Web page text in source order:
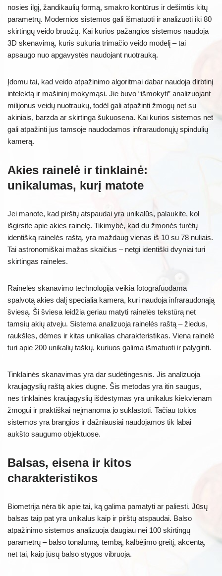
nosies ilgį, žandikaulių formą, smakro kontūrus ir dešimtis kitų
parametrų. Modernios sistemos gali išmatuoti ir analizuoti iki 80
skirtingų veido bruožų. Kai kurios pažangios sistemos naudoja
3D skenavimą, kuris sukuria trimačio veido modelį – tai
apsaugo nuo apgavystės naudojant nuotrauką.
Įdomu tai, kad veido atpažinimo algoritmai dabar naudoja dirbtinį
intelektą ir mašininį mokymąsi. Jie buvo “išmokyti” analizuojant
milijonus veidų nuotraukų, todėl gali atpažinti žmogų net su
akiniais, barzda ar skirtinga šukuosena. Kai kurios sistemos net
gali atpažinti jus tamsoje naudodamos infraraudonųjų spindulių
kamerą.
Akies rainelė ir tinklainė:
unikalumas, kurį matote
Jei manote, kad pirštų atspaudai yra unikalūs, palaukite, kol
išgirsite apie akies rainelę. Tikimybė, kad du žmonės turėtų
identišką rainelės raštą, yra maždaug vienas iš 10 su 78 nuliais.
Tai astronomiškai mažas skaičius – netgi identiški dvyniai turi
skirtingas raineles.
Rainelės skanavimo technologija veikia fotografuodama
spalvotą akies dalį specialia kamera, kuri naudoja infraraudonąją
šviesą. Ši šviesa leidžia geriau matyti rainelės tekstūrą net
tamsių akių atveju. Sistema analizuoja rainelės raštą – žiedus,
raukšles, dėmes ir kitas unikalias charakteristikas. Viena rainelė
turi apie 200 unikalių taškų, kuriuos galima išmatuoti ir palyginti.
Tinklainės skanavimas yra dar sudėtingesnis. Jis analizuoja
kraujagyslių raštą akies dugne. Šis metodas yra itin saugus,
nes tinklainės kraujagyslių išdėstymas yra unikalus kiekvienam
žmogui ir praktiškai neįmanoma jo suklastoti. Tačiau tokios
sistemos yra brangios ir dažniausiai naudojamos tik labai
aukšto saugumo objektuose.
Balsas, eisena ir kitos
charakteristikos
Biometrija nėra tik apie tai, ką galima pamatyti ar paliesti. Jūsų
balsas taip pat yra unikalus kaip ir pirštų atspaudai. Balso
atpažinimo sistemos analizuoja daugiau nei 100 skirtingų
parametrų – balso tonalumą, tembą, kalbėjimo greitį, akcentą,
net tai, kaip jūsų balso stygos vibruoja.